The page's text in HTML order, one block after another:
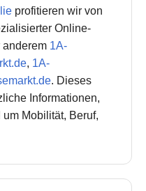
profitieren wir von
Online-
anderem 1A-
, 1A-
. Dieses
Informationen,
Mobilität, Beruf,